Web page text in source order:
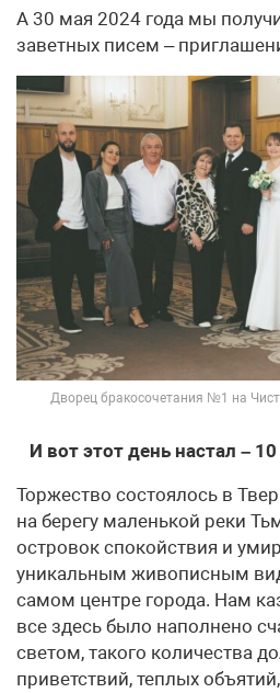
А 30 мая 2024 года мы
заветных писем –
Дворец бракосочетания №1 на
И вот этот день настал –
Торжество состоялось в
на берегу маленькой реки
островок спокойствия и
уникальным живописным
самом центре города. Нам
все здесь было наполнено
светом, такого количества
приветствий, теплых